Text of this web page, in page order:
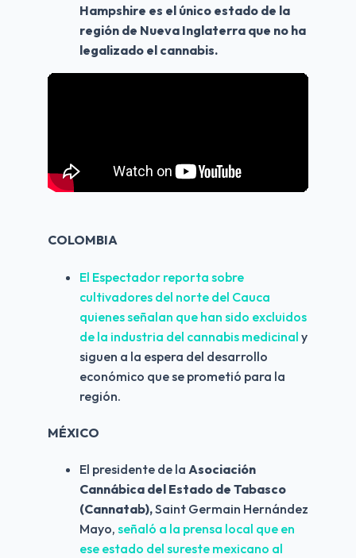
Hampshire es el único estado de la
región de Nueva Inglaterra que no ha
legalizado el cannabis.
COLOMBIA
El Espectador reporta sobre
cultivadores del norte del Cauca
quienes señalan que han sido excluidos
de la industria del cannabis medicinal y
siguen a la espera del desarrollo
económico que se prometió para la
región.
MÉXICO
El presidente de la Asociación
Cannábica del Estado de Tabasco
(Cannatab), Saint Germain Hernández
Mayo, señaló a la prensa local que en
ese estado del sureste mexicano al